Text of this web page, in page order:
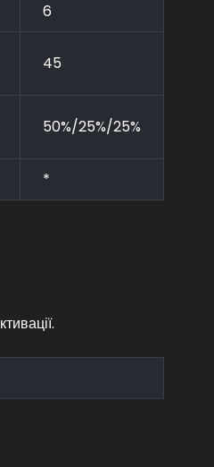
6
45
50%/25%/25%
*